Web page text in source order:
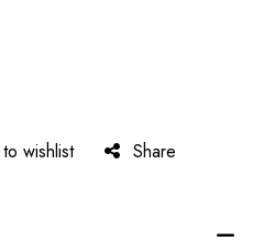
wishlist Share